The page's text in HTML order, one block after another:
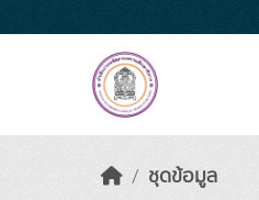
ชุดข้อมูล